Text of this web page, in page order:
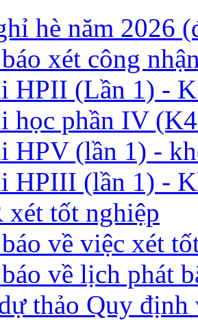
hè năm 2026
xét công
HPII (Lần 1) -
học phần IV
HPV (lần 1) -
HPIII (lần 1) -
xét tốt nghiệp
về việc xét
về lịch phát
thảo Quy định